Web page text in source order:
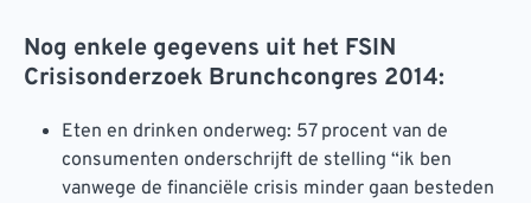
Nog enkele gegevens uit het FSIN
Crisisonderzoek Brunchcongres 2014:
Eten en drinken onderweg: 57 procent van de
consumenten onderschrijft de stelling “ik ben
vanwege de financiële crisis minder gaan besteden